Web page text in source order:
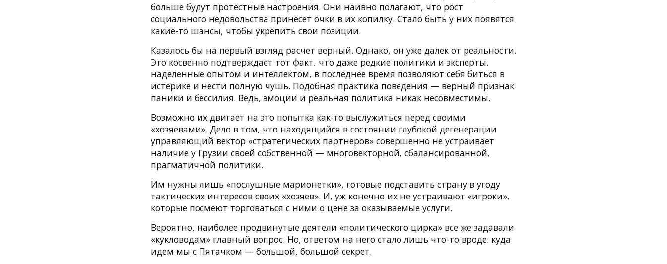
больше будут протестные настроения. Они наивно полагают, что рост
социального недовольства принесет очки в их копилку. Стало быть у них появятся
какие-то шансы, чтобы укрепить свои позиции.
Казалось бы на первый взгляд расчет верный. Однако, он уже далек от реальности.
Это косвенно подтверждает тот факт, что даже редкие политики и эксперты,
наделенные опытом и интеллектом, в последнее время позволяют себя биться в
истерике и нести полную чушь. Подобная практика поведения — верный признак
паники и бессилия. Ведь, эмоции и реальная политика никак несовместимы.
Возможно их двигает на это попытка как-то выслужиться перед своими
«хозяевами». Дело в том, что находящийся в состоянии глубокой дегенерации
управляющий вектор «стратегических партнеров» совершенно не устраивает
наличие у Грузии своей собственной — многовекторной, сбалансированной,
прагматичной политики.
Им нужны лишь «послушные марионетки», готовые подставить страну в угоду
тактических интересов своих «хозяев». И, уж конечно их не устраивают «игроки»,
которые посмеют торговаться с ними о цене за оказываемые услуги.
Вероятно, наиболее продвинутые деятели «политического цирка» все же задавали
«кукловодам» главный вопрос. Но, ответом на него стало лишь что-то вроде: куда
идем мы с Пятачком — большой, большой секрет.